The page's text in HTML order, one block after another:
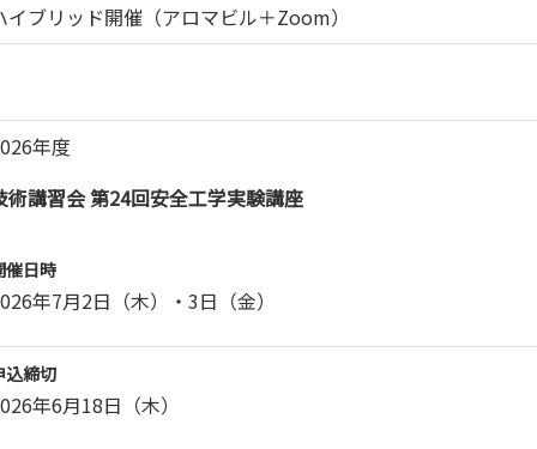
イブリッド開催（アロマビル＋Zoom）
年度
術講習会 第24回安全工学実験講座
催日時
年7月2日（木）・3日（金）
込締切
年6月18日（木）